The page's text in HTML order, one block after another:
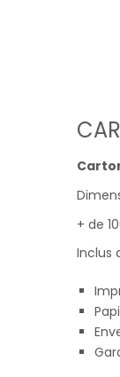
+ de
Inclus